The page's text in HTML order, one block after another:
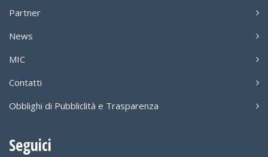
Partner
News
MIC
Contatti
Obblighi di Pubbliclità e Trasparenza
Seguici